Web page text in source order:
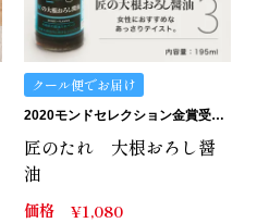
クール便でお届け
2020モンドセレクション金賞受賞。匠のたれ。
匠のたれ 大根おろし醤
油
価格 ¥1,080